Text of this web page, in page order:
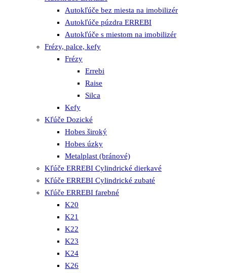
Autokľúče bez miesta na imobilizér
Autokľúče púzdra ERREBI
Autokľúče s miestom na imobilizér
Frézy, palce, kefy
Frézy
Errebi
Raise
Silca
Kefy
Kľúče Dozické
Hobes široký
Hobes úzky
Metalplast (bránové)
Kľúče ERREBI Cylindrické dierkavé
Kľúče ERREBI Cylindrické zubaté
Kľúče ERREBI farebné
K20
K21
K22
K23
K24
K26